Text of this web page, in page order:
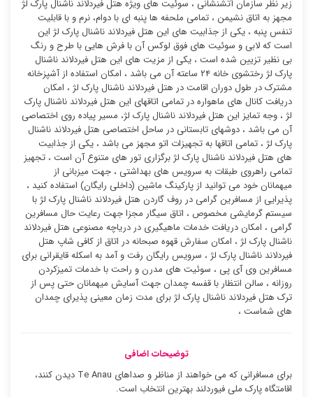
زیر نظر سازمان آتشنشانی ، سوئیت ‌های ویژه هتل فیردلاند ناشنال پارک لژ
مجهز به اتاق نشیمن ، تمامی ملحفه ها پنبه ای با دوام، نرم و با قابلیت
تنفس پنبه ، یکی از جذابیت های این هتل فیردلاند ناشنال پارک لژ این
است که لابی و سوئیت های فوق لوکس آن با فرش هایی با طرح و رنگ
بی نظیر تزیین شده است ، یکی از مزیت های این هتل فیردلاند ناشنال
پارک لژ رختشوی خانه ۲۴ ساعته آن می باشد ، امکان استفاده از آشپزخانه
مشترک در طول دوران اقامت در هتل فیردلاند ناشنال پارک لژ ، امکان
دریافت کانال های ماهواره در تمامی اتاقهای این هتل فیردلاند ناشنال پارک
لژ ، وجه تمایز این هتل فیردلاند ناشنال پارک لژ، مسیر پیاده روی اختصاصی
آن می باشد ، دوشهای تابستانی در ساحل اختصاصی هتل فیردلاند ناشنال
پارک لژ ، تمامی اتاقها به تجهیزات اتو مجهز می باشد ، یکی از جذابیت
های هتل فیردلاند ناشنال پارک لژ برگزاری تور های متنوع آن است ، تجهیز
تمامی راهروی طبقات به سرویس های بهداشتی ، جهت میزبانی از
میهمانان خود می توانید از پارکینگ ماشین (داخلی رایگان) استفاده کنید ،
پذیرایی از مسافرین گرامی در روف گاردن هتل فیردلاند ناشنال پارک لژ با
سیستم گرمایشی مخصوص ، اتاق سیگار مجزا جهت رعایت حال مسافرین
گرامی ، امکان دریافت خدمات ماهیگیری در دریاچه مصنوعی هتل فیردلاند
ناشنال پارک لژ ، امکان سفارش قهوه صبحانه در اتاق از کافی شاپ هتل
فیردلاند ناشنال پارک لژ ، سرویس رایگان رفت و آمد به اسکله قایقرانی برای
مسافرین وی آی پی ، سوئیت ‌های مدرن و راحت با خدمات تمیزکردن
روزانه ، سالن انتظار با قفسه چمدان جهت آسایش میهمانان حتی پس از
ترک هتل فیردلاند ناشنال پارک لژ برای مدت زمان معینی پذیرای چمدان
های شماست ،
توضیحات اضافی
برای مسافرانی که می خواهند از مناظر و صداهای Te Anau دیدن کنند،
اقامتگاه پارک ملی فیوردلند بهترین انتخاب است.